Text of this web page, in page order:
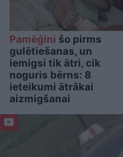
Pamēģini šo pirms
gulētiešanas, un
iemigsi tik ātri, cik
noguris bērns: 8
ieteikumi ātrākai
aizmigšanai